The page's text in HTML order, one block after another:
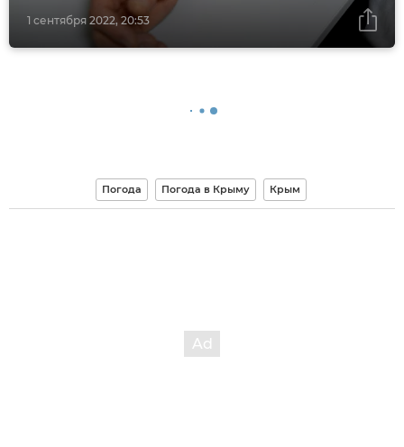
1 сентября 2022, 20:53
Погода Погода в Крыму Крым